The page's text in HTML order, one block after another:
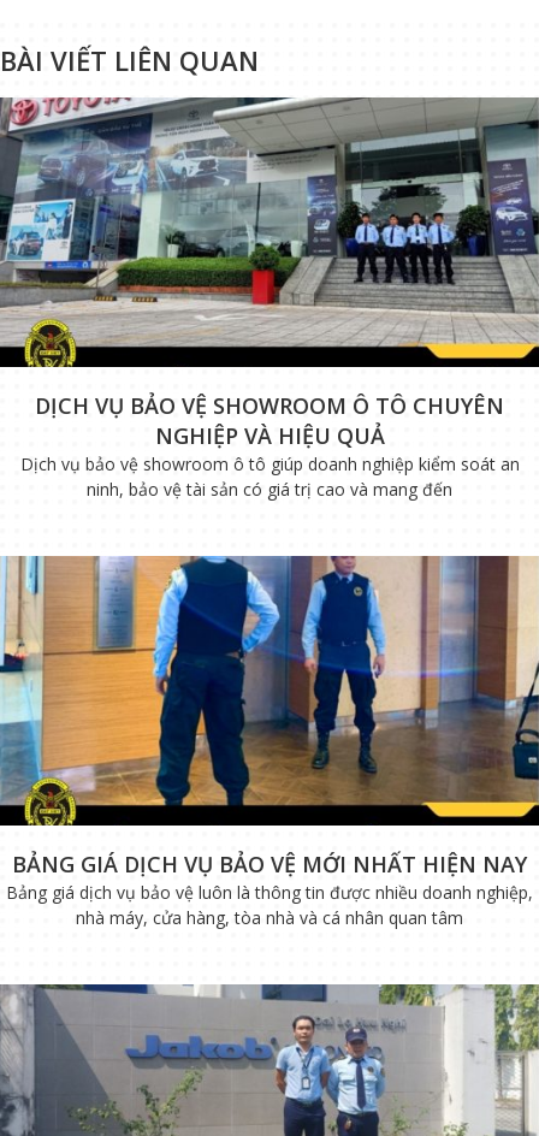
BÀI VIẾT LIÊN QUAN
DỊCH VỤ BẢO VỆ SHOWROOM Ô TÔ CHUYÊN
NGHIỆP VÀ HIỆU QUẢ
Dịch vụ bảo vệ showroom ô tô giúp doanh nghiệp kiểm soát an
ninh, bảo vệ tài sản có giá trị cao và mang đến
BẢNG GIÁ DỊCH VỤ BẢO VỆ MỚI NHẤT HIỆN NAY
Bảng giá dịch vụ bảo vệ luôn là thông tin được nhiều doanh nghiệp,
nhà máy, cửa hàng, tòa nhà và cá nhân quan tâm